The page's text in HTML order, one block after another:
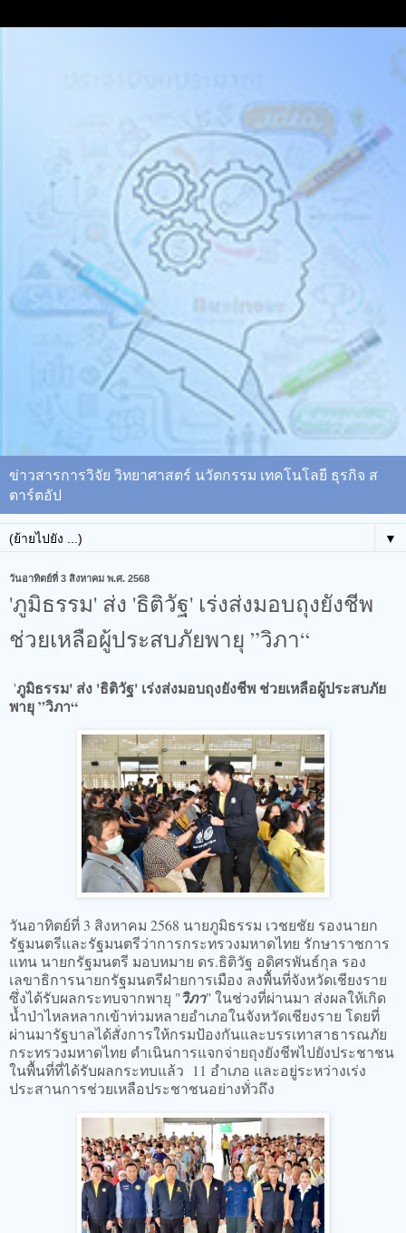
ข่าวสารการวิจัย วิทยาศาสตร์ นวัตกรรม เทคโนโลยี ธุรกิจ ส
ตาร์ตอัป
▼
วันอาทิตย์ที่ 3 สิงหาคม พ.ศ. 2568
'ภูมิธรรม' ส่ง 'ธิติวัฐ' เร่งส่งมอบถุงยังชีพ
ช่วยเหลือผู้ประสบภัยพายุ ”วิภา“
'ภูมิธรรม' ส่ง 'ธิติวัฐ' เร่งส่งมอบถุงยังชีพ ช่วยเหลือผู้ประสบภัย
พายุ ”วิภา“
วันอาทิตย์ที่ 3 สิงหาคม 2568 นายภูมิธรรม เวชยชัย รองนายก
รัฐมนตรีและรัฐมนตรีว่าการกระทรวงมหาดไทย รักษาราชการ
แทน นายกรัฐมนตรี มอบหมาย ดร.ธิติวัฐ อดิศรพันธ์กุล รอง
เลขาธิการนายกรัฐมนตรีฝ่ายการเมือง ลงพื้นที่จังหวัดเชียงราย
ซึ่งได้รับผลกระทบจากพายุ "วิภา" ในช่วงที่ผ่านมา ส่งผลให้เกิด
น้ำป่าไหลหลากเข้าท่วมหลายอำเภอในจังหวัดเชียงราย โดยที่
ผ่านมารัฐบาลได้สั่งการให้กรมป้องกันและบรรเทาสาธารณภัย
กระทรวงมหาดไทย ดำเนินการแจกจ่ายถุงยังชีพไปยังประชาชน
ในพื้นที่ที่ได้รับผลกระทบแล้ว 11 อำเภอ และอยู่ระหว่างเร่ง
ประสานการช่วยเหลือประชาชนอย่างทั่วถึง